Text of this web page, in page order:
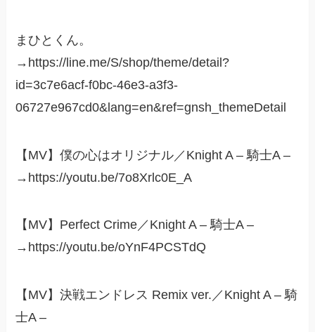
まひとくん。
→https://line.me/S/shop/theme/detail?
id=3c7e6acf-f0bc-46e3-a3f3-
06727e967cd0&lang=en&ref=gnsh_themeDetail
【MV】僕の心はオリジナル／Knight A – 騎士A –
→https://youtu.be/7o8Xrlc0E_A
【MV】Perfect Crime／Knight A – 騎士A –
→https://youtu.be/oYnF4PCSTdQ
【MV】決戦エンドレス Remix ver.／Knight A – 騎
士A –